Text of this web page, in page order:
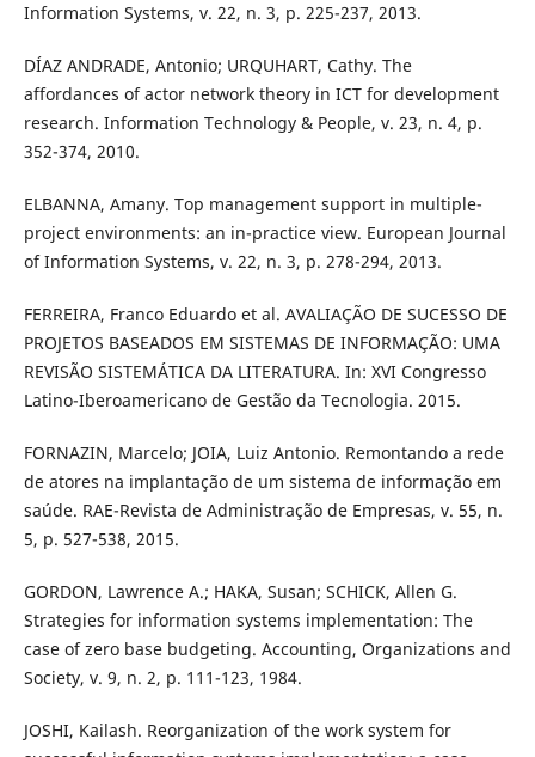
Information Systems, v. 22, n. 3, p. 225-237, 2013.
DÍAZ ANDRADE, Antonio; URQUHART, Cathy. The
affordances of actor network theory in ICT for development
research. Information Technology & People, v. 23, n. 4, p.
352-374, 2010.
ELBANNA, Amany. Top management support in multiple-
project environments: an in-practice view. European Journal
of Information Systems, v. 22, n. 3, p. 278-294, 2013.
FERREIRA, Franco Eduardo et al. AVALIAÇÃO DE SUCESSO DE
PROJETOS BASEADOS EM SISTEMAS DE INFORMAÇÃO: UMA
REVISÃO SISTEMÁTICA DA LITERATURA. In: XVI Congresso
Latino-Iberoamericano de Gestão da Tecnologia. 2015.
FORNAZIN, Marcelo; JOIA, Luiz Antonio. Remontando a rede
de atores na implantação de um sistema de informação em
saúde. RAE-Revista de Administração de Empresas, v. 55, n.
5, p. 527-538, 2015.
GORDON, Lawrence A.; HAKA, Susan; SCHICK, Allen G.
Strategies for information systems implementation: The
case of zero base budgeting. Accounting, Organizations and
Society, v. 9, n. 2, p. 111-123, 1984.
JOSHI, Kailash. Reorganization of the work system for